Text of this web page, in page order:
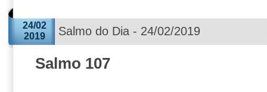
24/02
2019
Salmo do Dia - 24/02/2019
Salmo 107